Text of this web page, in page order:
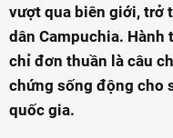
vượt qua biên giới, trở
dân Campuchia.
chỉ đơn thuần là câu
chứng sống động cho
quốc gia.